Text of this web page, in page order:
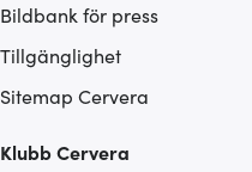
Bildbank för press
Tillgänglighet
Sitemap Cervera
Klubb Cervera